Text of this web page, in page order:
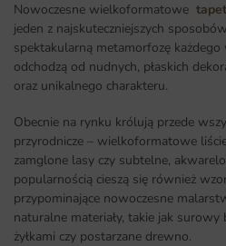
Nowoczesne wielkoformatowe
jeden z najskuteczniejszych
spektakularną metamorfozę każdego
odchodzą od nudnych, płaskich
oraz unikalnego charakteru.
Obecnie na rynku królują przede
przyrodnicze – wielkoformatowe
zamglone lasy czy subtelne,
popularnością cieszą się również
przypominające nowoczesne
naturalne materiały, takie jak surowy
żyłkami czy postarzane drewno.